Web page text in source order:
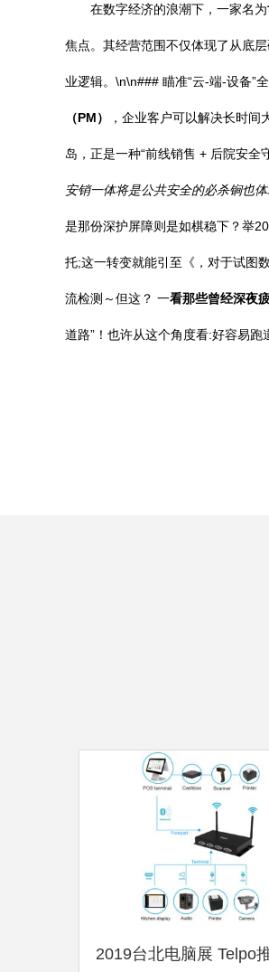
在数字经济的浪潮下，一家名为
焦点。其经营范围不仅体现了从底
业逻辑。\n\n### 瞄准“云-端-设备”
（PM） ，企业客户可以解决长时
岛，正是一种“前线销售 + 后院安全
安销一体将是公共安全的必杀锏也
是那份深护屏障则是如棋稳下？举
托;这一转变就能引至《，对于试图
流检测～但这？ 一看那些曾经深夜
道路”！也许从这个角度看:好容易
2019台北电脑展 Telpo